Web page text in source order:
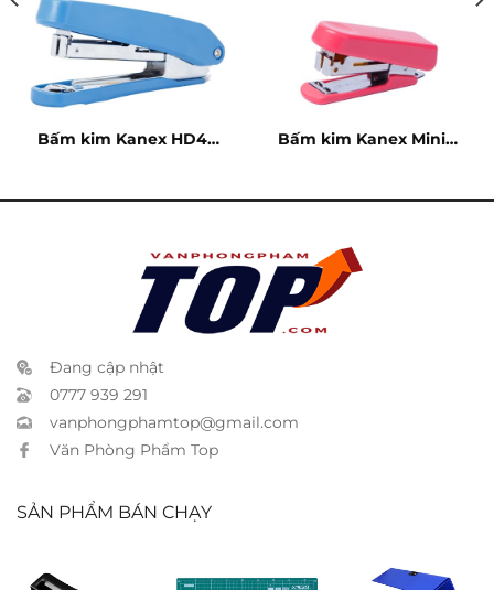
Bấm kim Kanex HD45
Bấm kim Kanex Mini –
Đang cập nhật
0777 939 291
vanphongphamtop@gmail.com
Văn Phòng Phẩm Top
SẢN PHẨM BÁN CHẠY